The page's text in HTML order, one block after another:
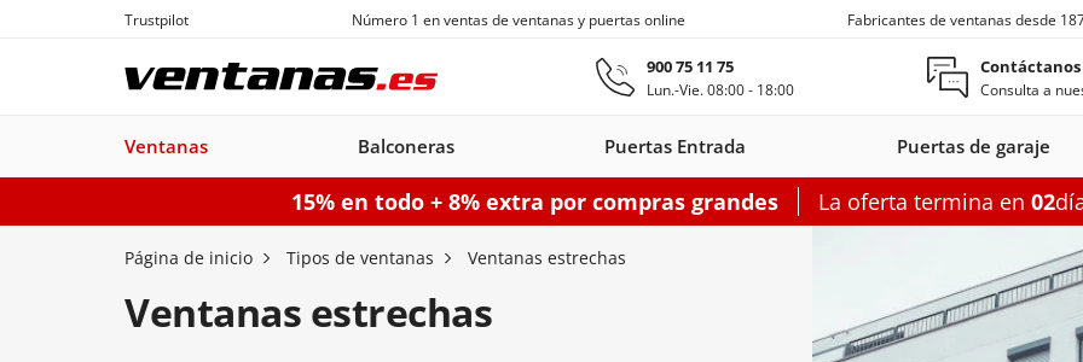
Ir al contenido principal
Trustpilot Número 1 en ventas de ventanas y puertas online Fabricantes de ventanas desde
900 75 11 75
Lun.-Vie. 08:00 - 18:00
Contáctanos
Consulta a
Ventanas
Ventanas de techo Ventanas
Balconeras
Balconeras correderas
Puertas Entrada
Puertas acorazadas Puertas entrada Puertas auxiliares
Puertas de garaje
Puertas de garaje seccionales
15% en todo + 8% extra por compras grandes La oferta termina en 02
Página de inicio Tipos de ventanas Ventanas estrechas
Ventanas estrechas